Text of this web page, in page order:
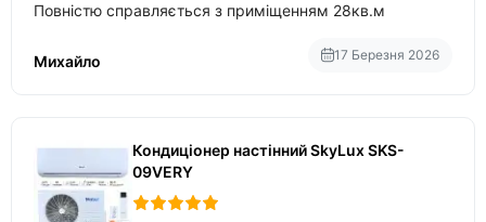
Повністю справляється з приміщенням 28кв.м
Михайло 17 Березня 2026
Кондиціонер настінний SkyLux SKS-
09VERY